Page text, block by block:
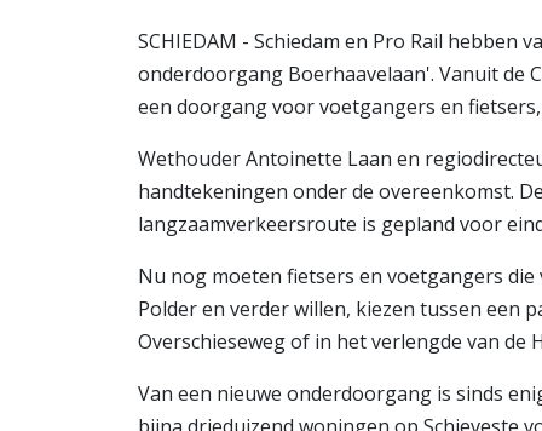
SCHIEDAM - Schiedam en Pro Rail hebben
onderdoorgang Boerhaavelaan'. Vanuit de
een doorgang voor voetgangers en
Wethouder Antoinette Laan en
handtekeningen onder de overeenkomst.
langzaamverkeersroute is gepland voor
Nu nog moeten fietsers en voetgangers die
Polder en verder willen, kiezen tussen een
Overschieseweg of in het verlengde van de
Van een nieuwe onderdoorgang is sinds